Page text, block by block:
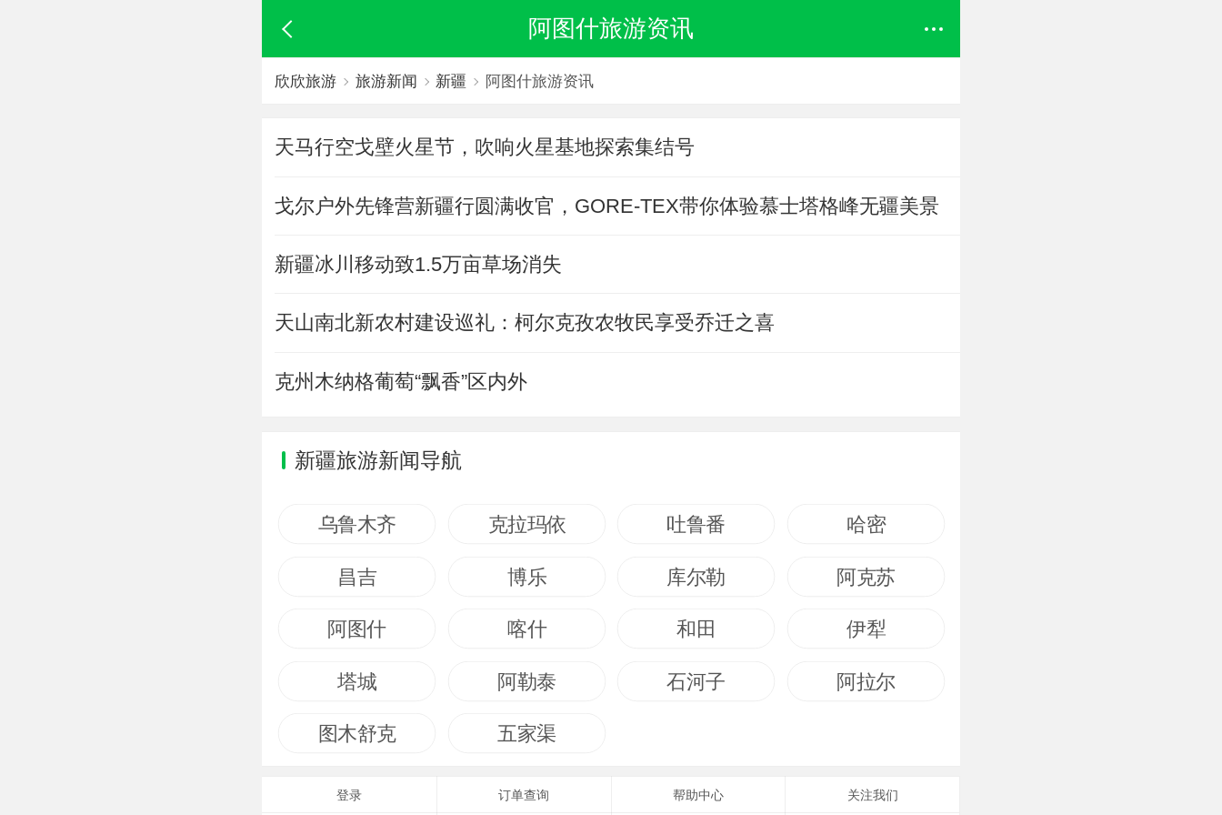
阿图什旅游资讯
欣欣旅游 旅游新闻 新疆 阿图什旅游资讯
天马行空戈壁火星节，吹响火星基地探索集结号
戈尔户外先锋营新疆行圆满收官，GORE-TEX带你体验慕士塔格峰无疆美景
新疆冰川移动致1.5万亩草场消失
天山南北新农村建设巡礼：柯尔克孜农牧民享受乔迁之喜
克州木纳格葡萄“飘香”区内外
新疆旅游新闻导航
乌鲁木齐 克拉玛依 吐鲁番 哈密
昌吉 博乐 库尔勒 阿克苏
阿图什 喀什 和田 伊犁
塔城 阿勒泰 石河子 阿拉尔
图木舒克 五家渠
登录 订单查询 帮助中心 关注我们